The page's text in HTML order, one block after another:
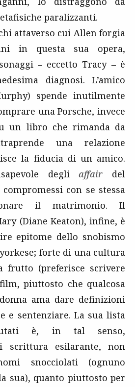
paralizzanti.
attaverso cui Allen forgia
in questa sua opera,
– eccetto Tracy – è
diagnosi. L’amico
spende inutilmente
una Porsche, invece
un libro che rimanda da
una relazione
la fiducia di un amico.
degliaffair del
con se stessa
il matrimonio. Il
(Diane Keaton), infine, è
epitome dello snobismo
forte di una cultura
frutto (preferisce scrivere
piuttosto che qualcosa
ama dare definizioni
e sentenziare. La sua lista
è, in tal senso,
scrittura esilarante, non
snocciolati (ognuno
sua), quanto piuttosto per